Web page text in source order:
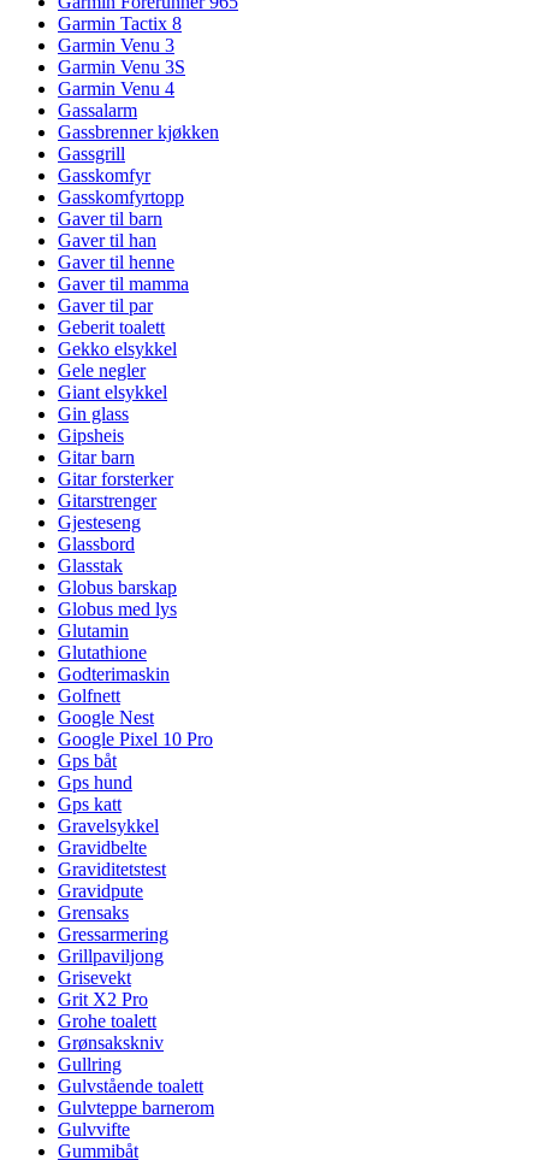
Garmin Tactix 8
Garmin Venu 3
Garmin Venu 3S
Garmin Venu 4
Gassalarm
Gassbrenner kjøkken
Gassgrill
Gasskomfyr
Gasskomfyrtopp
Gaver til barn
Gaver til han
Gaver til henne
Gaver til mamma
Gaver til par
Geberit toalett
Gekko elsykkel
Gele negler
Giant elsykkel
Gin glass
Gipsheis
Gitar barn
Gitar forsterker
Gitarstrenger
Gjesteseng
Glassbord
Glasstak
Globus barskap
Globus med lys
Glutamin
Glutathione
Godterimaskin
Golfnett
Google Nest
Google Pixel 10 Pro
Gps båt
Gps hund
Gps katt
Gravelsykkel
Gravidbelte
Graviditetstest
Gravidpute
Grensaks
Gressarmering
Grillpaviljong
Grisevekt
Grit X2 Pro
Grohe toalett
Grønsakskniv
Gullring
Gulvstående toalett
Gulvteppe barnerom
Gulvvifte
Gummibåt